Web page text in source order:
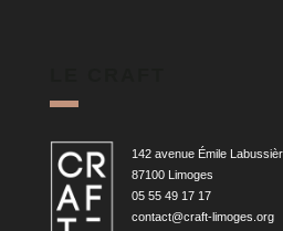
142 avenue Émile
87100 Limoges
05 55 49 17 17
contact@craft-limoges.org